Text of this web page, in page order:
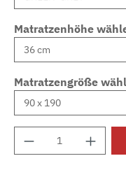
Matratzenhöhe
Matratzengröße
Produkt